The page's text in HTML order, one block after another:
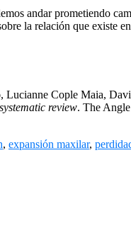
andar prometiendo
la relación que existe
, Lucianne Cople Maia,
review. The
, expansión maxilar,